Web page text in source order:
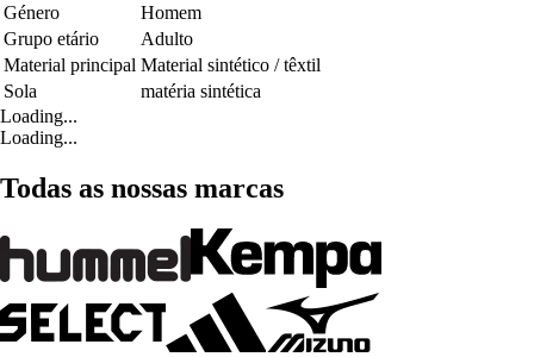
Género
Homem
Grupo etário
Adulto
Material principal Material sintético / têxtil
Sola
matéria sintética
Loading...
Loading...
Todas as nossas marcas